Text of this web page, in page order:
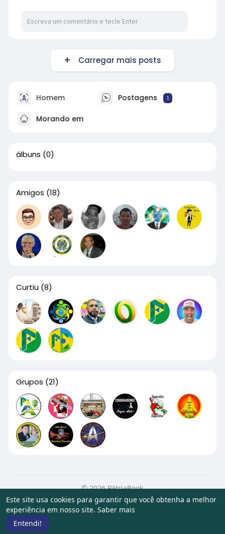
Este site usa cookies para garantir que você obtenha a melhor
experiência em nosso site. Saber mais
Entendi!
Carregar mais posts
Homem Postagens 1
Morando em
álbuns (0)
Amigos (18)
Curtiu (8)
Grupos (21)
© 2026 PátriaBook
Início
Sobre Contato Privacidade
Termos de Uso
Artigos